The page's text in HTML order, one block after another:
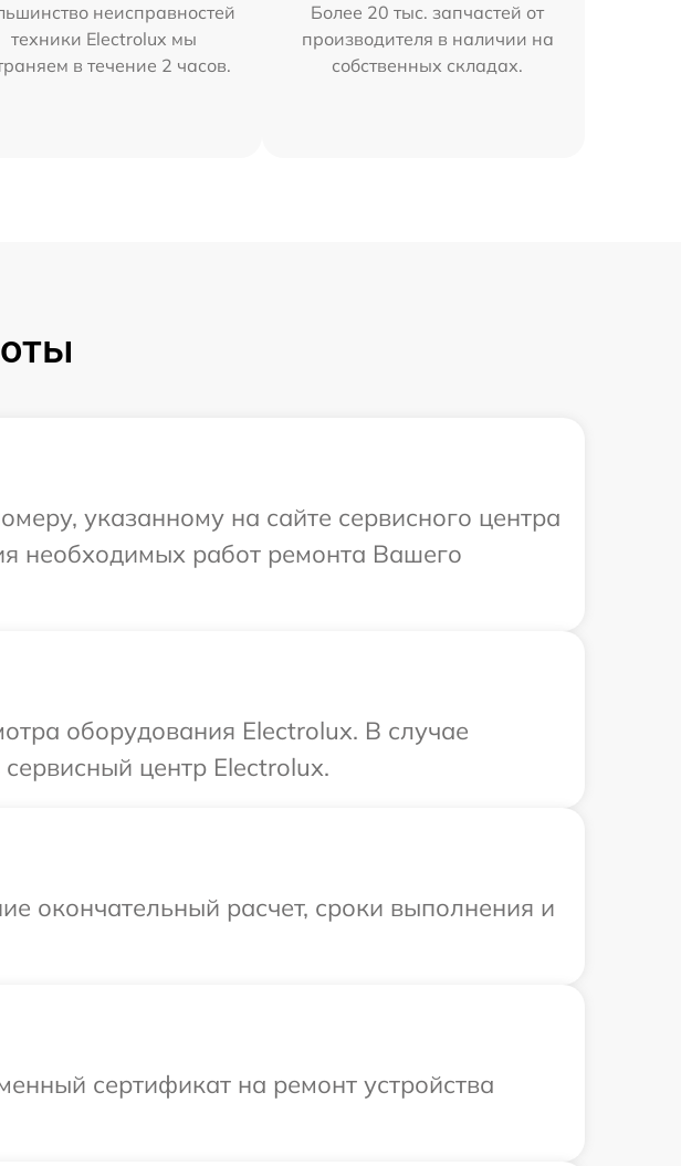
неисправностей
техники Electrolux мы
в течение 2 часов.
Более 20 тыс. запчастей от
производителя в наличии на
собственных складах.
указанному на сайте сервисного центра
необходимых работ ремонта Вашего
оборудования Electrolux. В случае
центр Electrolux.
окончательный расчет, сроки выполнения и
сертификат на ремонт устройства